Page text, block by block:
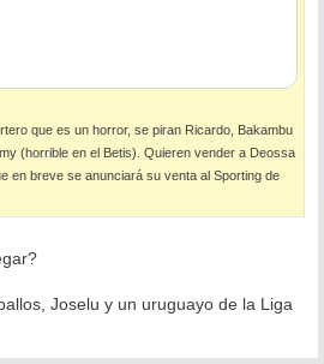
que es un horror, se piran Ricardo, Bakambu
(horrible en el Betis). Quieren vender a Deossa
en breve se anunciará su venta al Sporting de
Joselu y un uruguayo de la Liga